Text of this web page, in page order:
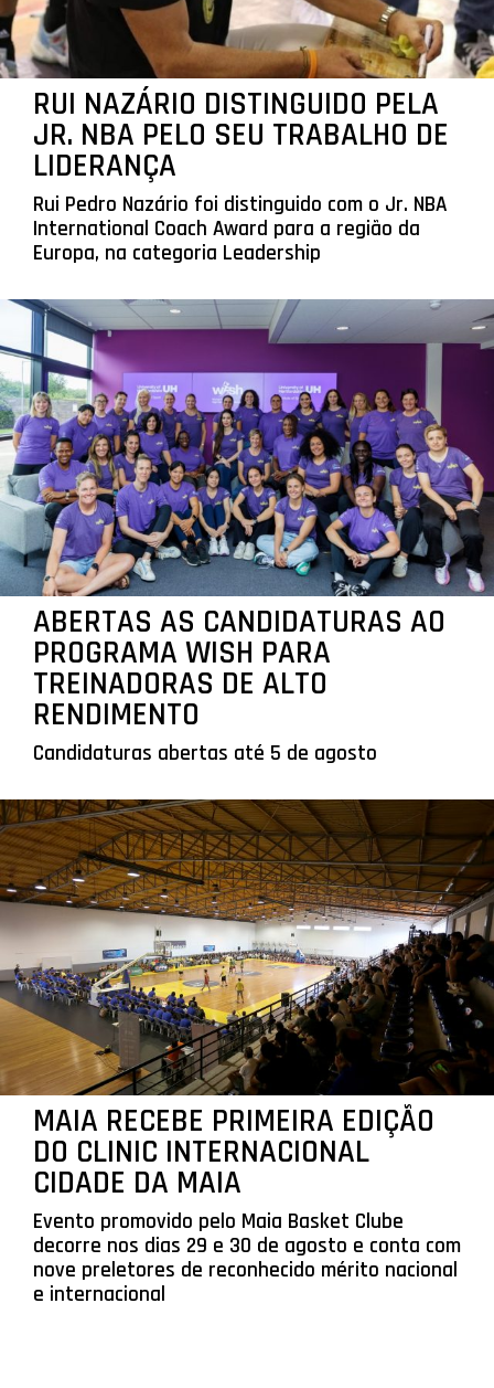
RUI NAZÁRIO DISTINGUIDO PELA
JR. NBA PELO SEU TRABALHO DE
LIDERANÇA
Rui Pedro Nazário foi distinguido com o Jr. NBA
International Coach Award para a região da
Europa, na categoria Leadership
ABERTAS AS CANDIDATURAS AO
PROGRAMA WISH PARA
TREINADORAS DE ALTO
RENDIMENTO
Candidaturas abertas até 5 de agosto
MAIA RECEBE PRIMEIRA EDIÇÃO
DO CLINIC INTERNACIONAL
CIDADE DA MAIA
Evento promovido pelo Maia Basket Clube
decorre nos dias 29 e 30 de agosto e conta com
nove preletores de reconhecido mérito nacional
e internacional